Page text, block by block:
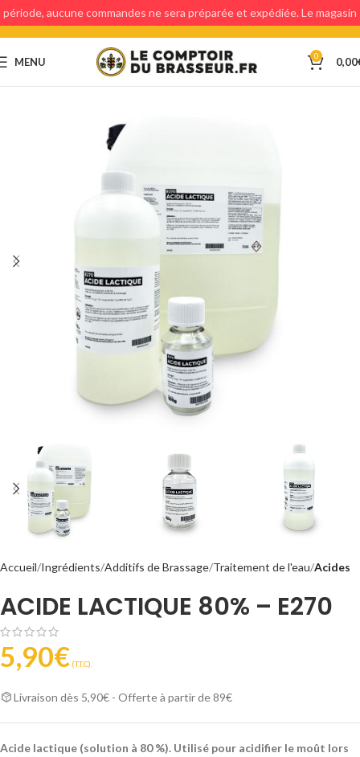
MENU 0 0,00
Accueil Ingrédients Additifs de Brassage Traitement de l'eau Acides
ACIDE LACTIQUE 80% – E270
5,90€ (T.T.C).
Livraison dès 5,90€ - Offerte à partir de 89€
Acide lactique (solution à 80 %). Utilisé pour acidifier le moût lors
période, aucune commandes ne sera préparée et expédiée. Le magasin
étant fermé, aucun retraits en magasin ne sera possible.